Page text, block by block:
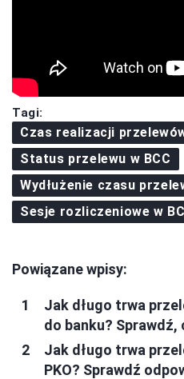
Tagi:
Czas realizacji
Status przelewu w BCC
Wydłużenie czasu
Sesje rozliczeniowe w
Powiązane wpisy:
Jak długo trwa
do banku?
Jak długo trwa
PKO? Sprawdź